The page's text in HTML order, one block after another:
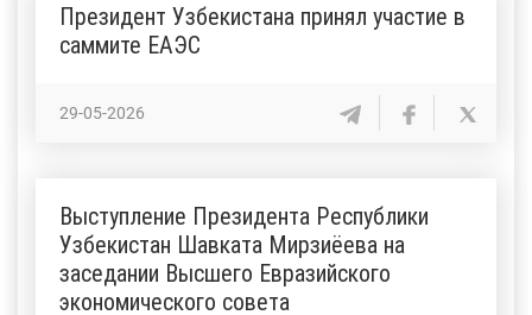
Президент Узбекистана принял участие в
саммите ЕАЭС
29-05-2026
Выступление Президента Республики
Узбекистан Шавката Мирзиёева на
заседании Высшего Евразийского
экономического совета